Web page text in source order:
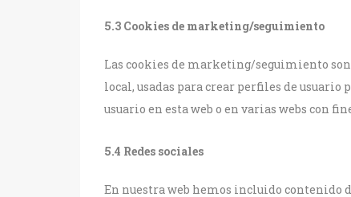
5.3 Cookies de marketing/seguimiento
Las cookies de marketing/seguimiento
local, usadas para crear perfiles de
usuario en esta web o en varias webs con
5.4 Redes sociales
En nuestra web hemos incluido contenido